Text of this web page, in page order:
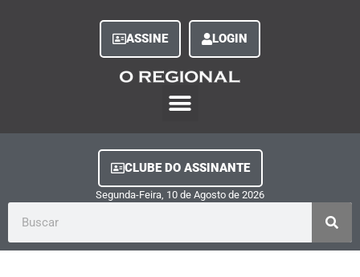
ASSINE LOGIN
CLUBE DO ASSINANTE
Segunda-Feira, 10 de Agosto de 2026